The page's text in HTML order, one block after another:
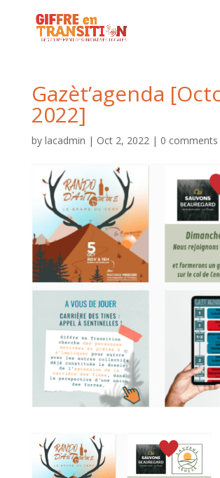
Gazèt’agenda
2022]
by lacadmin | Oct 2, 2022| 0 comments